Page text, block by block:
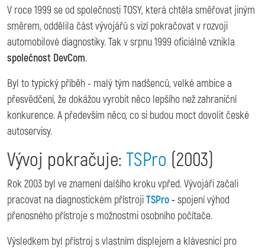
V roce 1999 se od společnosti TOSY, která chtěla směřovat jiným
směrem, oddělila část vývojářů s vizí pokračovat v rozvoji
automobilové diagnostiky. Tak v srpnu 1999 oficiálně vznikla
společnost DevCom.
Byl to typický příběh - malý tým nadšenců, velké ambice a
přesvědčení, že dokážou vyrobit něco lepšího než zahraniční
konkurence. A především něco, co si budou moct dovolit české
autoservisy.
Vývoj pokračuje: TSPro (2003)
Rok 2003 byl ve znamení dalšího kroku vpřed. Vývojáři začali
pracovat na diagnostickém přístrojiTSPro- spojení výhod
přenosného přístroje s možnostmi osobního počítače.
Výsledkem byl přístroj s vlastním displejem a klávesnicí pro